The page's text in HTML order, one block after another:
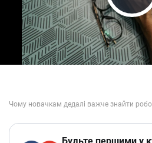
Будьте першими у